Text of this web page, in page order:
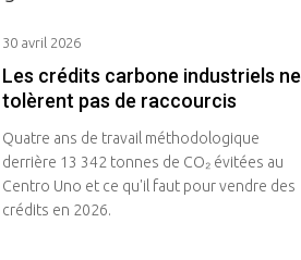
30 avril 2026
Les crédits carbone industriels ne
tolèrent pas de raccourcis
Quatre ans de travail méthodologique
derrière 13 342 tonnes de CO₂ évitées au
Centro Uno et ce qu'il faut pour vendre des
crédits en 2026.